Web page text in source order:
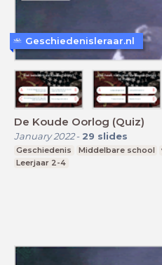
De Koude Oorlog (Quiz)
January 2022- 29 slides
Geschiedenis Middelbare school
Leerjaar 2-4
Geschiedenisleraar.nl